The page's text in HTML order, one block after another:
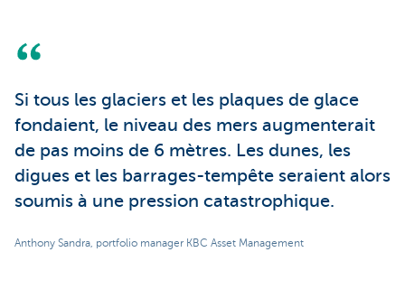
Si tous les glaciers et les plaques de glace
fondaient, le niveau des mers augmenterait
de pas moins de 6 mètres. Les dunes, les
digues et les barrages-tempête seraient alors
soumis à une pression catastrophique.
Anthony Sandra, portfolio manager KBC Asset Management